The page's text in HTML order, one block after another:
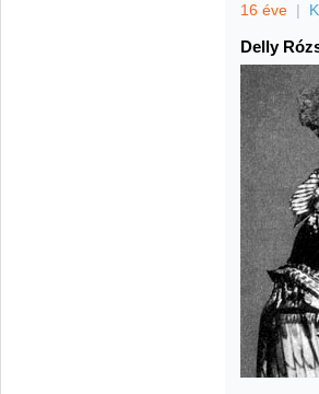
16 éve |
Delly